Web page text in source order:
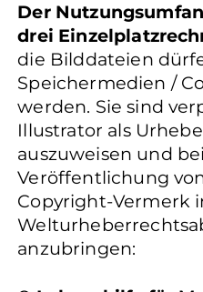
Der
drei
die Bilddateien
Speichermedien /
werden. Sie sind
Illustrator als
auszuweisen und
Veröffentlichung
Copyright-Vermerk
anzubringen: